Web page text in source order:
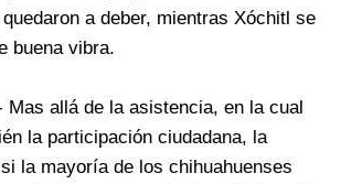
a deber, mientras Xóchitl se
buena vibra.
Mas allá de la asistencia, en la cual
la participación ciudadana, la
la mayoría de los chihuahuenses